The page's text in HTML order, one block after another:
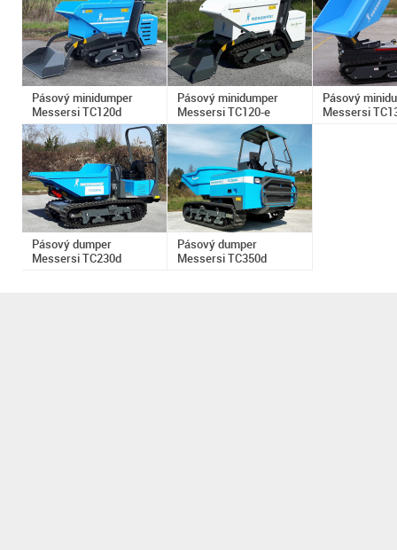
Pásový minidumper
Messersi TC120d
Pásový minidumper
Messersi TC120-e
Pásový
Messersi
Pásový dumper
Messersi TC230d
Pásový dumper
Messersi TC350d